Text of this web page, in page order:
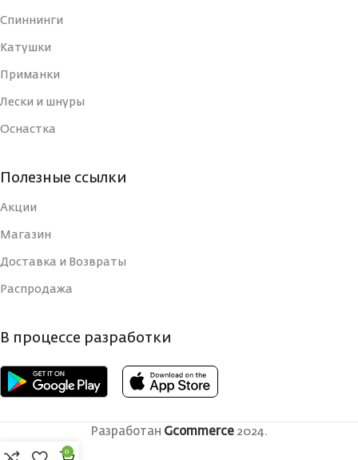
Спиннинги
Катушки
Приманки
Лески и шнуры
Оснастка
Полезные ссылки
Акции
Магазин
Доставка и Возвраты
Распродажа
В процессе разработки
Разработан Gcommerce 2024.
0